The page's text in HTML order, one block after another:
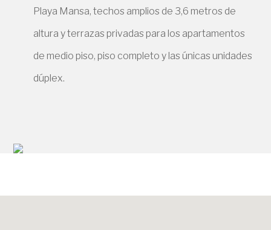
Playa Mansa, techos amplios de 3,6 metros de
altura y terrazas privadas para los apartamentos
de medio piso, piso completo y las únicas unidades
dúplex.